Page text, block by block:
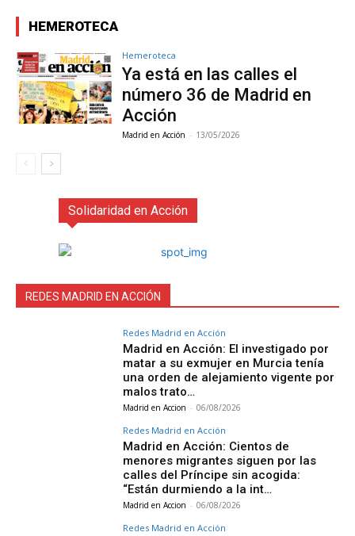
HEMEROTECA
Hemeroteca
Ya está en las calles el
número 36 de Madrid en
Acción
Madrid en Acción - 13/05/2026
Solidaridad en Acción
REDES MADRID EN ACCIÓN
Redes Madrid en Acción
Madrid en Acción: El investigado por
matar a su exmujer en Murcia tenía
una orden de alejamiento vigente por
malos trato…
Madrid en Accion - 06/08/2026
Redes Madrid en Acción
Madrid en Acción: Cientos de
menores migrantes siguen por las
calles del Príncipe sin acogida:
“Están durmiendo a la int…
Madrid en Accion - 06/08/2026
Redes Madrid en Acción